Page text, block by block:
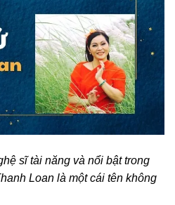
sĩ tài năng và nổi bật trong
Loan là một cái tên không